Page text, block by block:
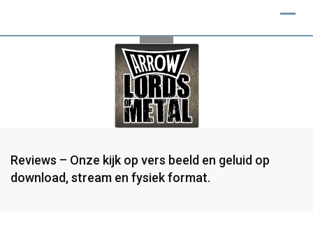
Reviews – Onze kijk op vers beeld en geluid op
download, stream en fysiek format.